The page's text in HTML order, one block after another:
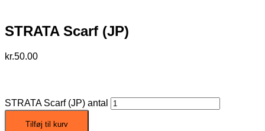
STRATA Scarf (JP)
kr.50.00
STRATA Scarf (JP) antal
Tilføj til kurv